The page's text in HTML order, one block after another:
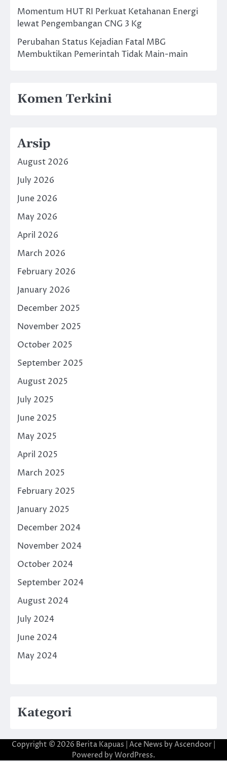
Momentum HUT RI Perkuat Ketahanan Energi
lewat Pengembangan CNG 3 Kg
Perubahan Status Kejadian Fatal MBG
Membuktikan Pemerintah Tidak Main-main
Komen Terkini
Arsip
August 2026
July 2026
June 2026
May 2026
April 2026
March 2026
February 2026
January 2026
December 2025
November 2025
October 2025
September 2025
August 2025
July 2025
June 2025
May 2025
April 2025
March 2025
February 2025
January 2025
December 2024
November 2024
October 2024
September 2024
August 2024
July 2024
June 2024
May 2024
Kategori
Copyright © 2026 Berita Kapuas | Ace News by Ascendoor
Powered by WordPress.